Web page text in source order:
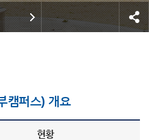
캠퍼스) 개요
현황